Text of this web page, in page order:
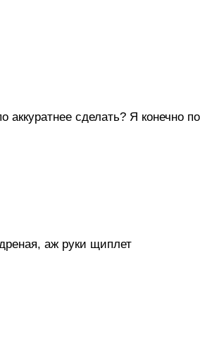
аккуратнее сделать? Я конечно
аж руки щиплет